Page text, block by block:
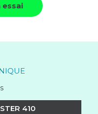
essai
410